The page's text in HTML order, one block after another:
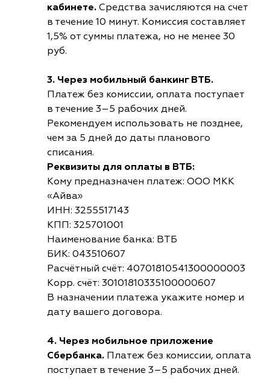
кабинете. Средства зачисляются на счет
в течение 10 минут. Комиссия составляет
1,5% от суммы платежа, но не менее 30
руб.
3. Через мобильный банкинг ВТБ.
Платеж без комиссии, оплата поступает
в течение 3–5 рабочих дней.
Рекомендуем использовать не позднее,
чем за 5 дней до даты планового
списания.
Реквизиты для оплаты в ВТБ:
Кому предназначен платеж: ООО МКК
«Айва»
ИНН: 3255517143
КПП: 325701001
Наименование банка: ВТБ
БИК: 043510607
Расчётный счёт: 40701810541300000003
Корр. счёт: 30101810335100000607
В назначении платежа укажите номер и
дату вашего договора.
4. Через мобильное приложение
Сбербанка. Платеж без комиссии, оплата
поступает в течение 3–5 рабочих дней.